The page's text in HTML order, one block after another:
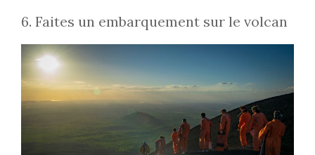
6. Faites un embarquement sur le volcan